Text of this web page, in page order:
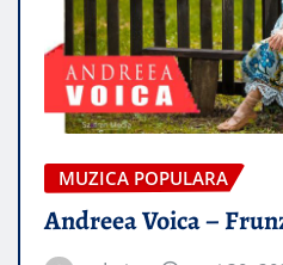
MUZICA POPULARA
Andreea Voica –